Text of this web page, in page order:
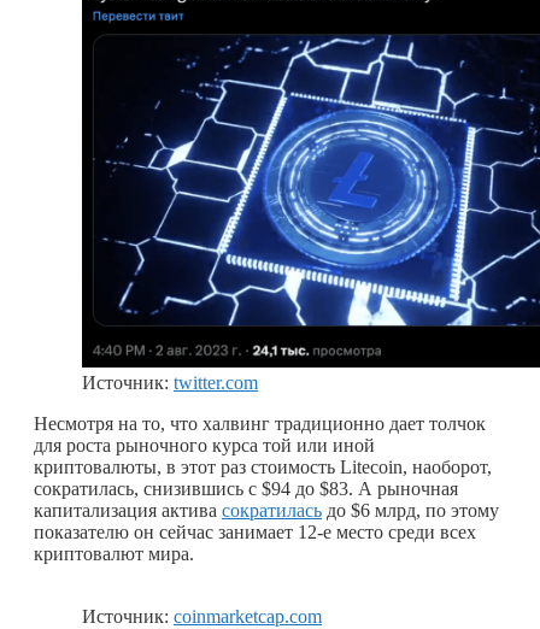
Источник: twitter.com
Несмотря на то, что халвинг традиционно дает толчок
для роста рыночного курса той или иной
криптовалюты, в этот раз стоимость Litecoin, наоборот,
сократилась, снизившись с $94 до $83. А рыночная
капитализация актива сократилась до $6 млрд, по этому
показателю он сейчас занимает 12-е место среди всех
криптовалют мира.
Источник: coinmarketcap.com